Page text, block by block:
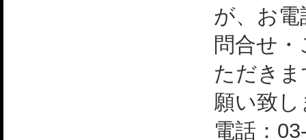
が、お
問合せ
ただき
願い致
電話：